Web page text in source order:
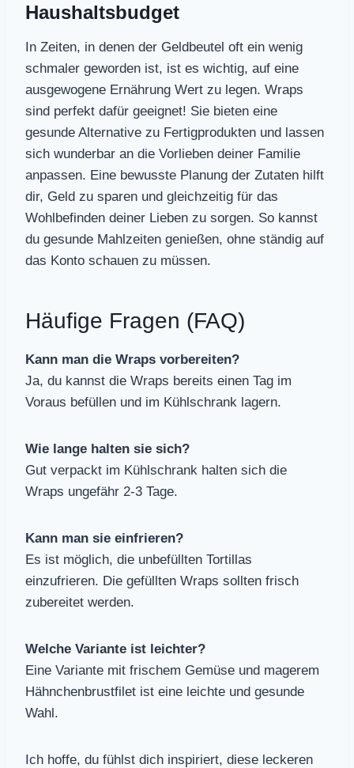
Haushaltsbudget
In Zeiten, in denen der Geldbeutel oft ein wenig
schmaler geworden ist, ist es wichtig, auf eine
ausgewogene Ernährung Wert zu legen. Wraps
sind perfekt dafür geeignet! Sie bieten eine
gesunde Alternative zu Fertigprodukten und lassen
sich wunderbar an die Vorlieben deiner Familie
anpassen. Eine bewusste Planung der Zutaten hilft
dir, Geld zu sparen und gleichzeitig für das
Wohlbefinden deiner Lieben zu sorgen. So kannst
du gesunde Mahlzeiten genießen, ohne ständig auf
das Konto schauen zu müssen.
Häufige Fragen (FAQ)
Kann man die Wraps vorbereiten?
Ja, du kannst die Wraps bereits einen Tag im
Voraus befüllen und im Kühlschrank lagern.
Wie lange halten sie sich?
Gut verpackt im Kühlschrank halten sich die
Wraps ungefähr 2-3 Tage.
Kann man sie einfrieren?
Es ist möglich, die unbefüllten Tortillas
einzufrieren. Die gefüllten Wraps sollten frisch
zubereitet werden.
Welche Variante ist leichter?
Eine Variante mit frischem Gemüse und magerem
Hähnchenbrustfilet ist eine leichte und gesunde
Wahl.
Ich hoffe, du fühlst dich inspiriert, diese leckeren